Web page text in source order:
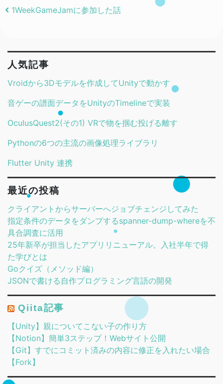
Post navigation
1WeekGameJamに参加した話
人気記事
Vroidから3Dモデルを作成してUnityで動かす
音ゲーの譜面データをUnityのTimelineで実装
OculusQuest2(その1) VRで物を掴む投げる離す
Pythonの6つの主流の画像処理ライブラリ
Flutter Unity 連携
最近の投稿
クライアントからサーバーへジョブチェンジしてみた
指定条件のデータをダンプするspanner-dump-whereを不
具合調査に活用
25年新卒が担当したアプリリニューアル。入社半年で得
た学びとは
Goクイズ（メソッド編）
JSONで書ける自作プログラミング言語の開発
Qiita記事
【Unity】親についてこない子の作り方
【Notion】簡単3ステップ！Webサイト公開
【Git】すでにコミット済みの内容に修正を入れたい場合
【Fork】